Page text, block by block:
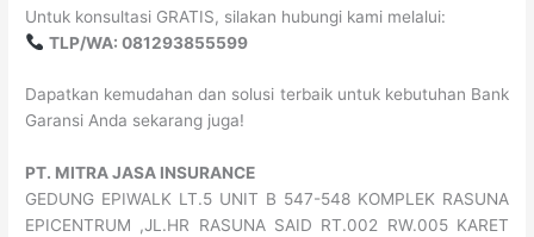
Untuk konsultasi GRATIS, silakan hubungi kami melalui:
TLP/WA: 081293855599
Dapatkan kemudahan dan solusi terbaik untuk kebutuhan Bank
Garansi Anda sekarang juga!
PT. MITRA JASA INSURANCE
GEDUNG EPIWALK LT.5 UNIT B 547-548 KOMPLEK RASUNA
EPICENTRUM ,JL.HR RASUNA SAID RT.002 RW.005 KARET